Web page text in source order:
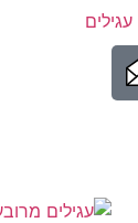
עגילים